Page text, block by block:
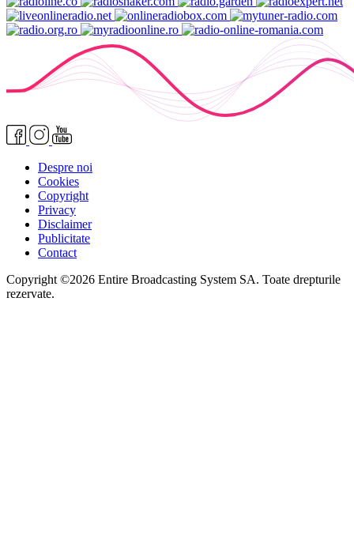
Despre noi
Cookies
Copyright
Privacy
Disclaimer
Publicitate
Contact
Copyright ©2026 Entire Broadcasting System SA. Toate drepturile
rezervate.